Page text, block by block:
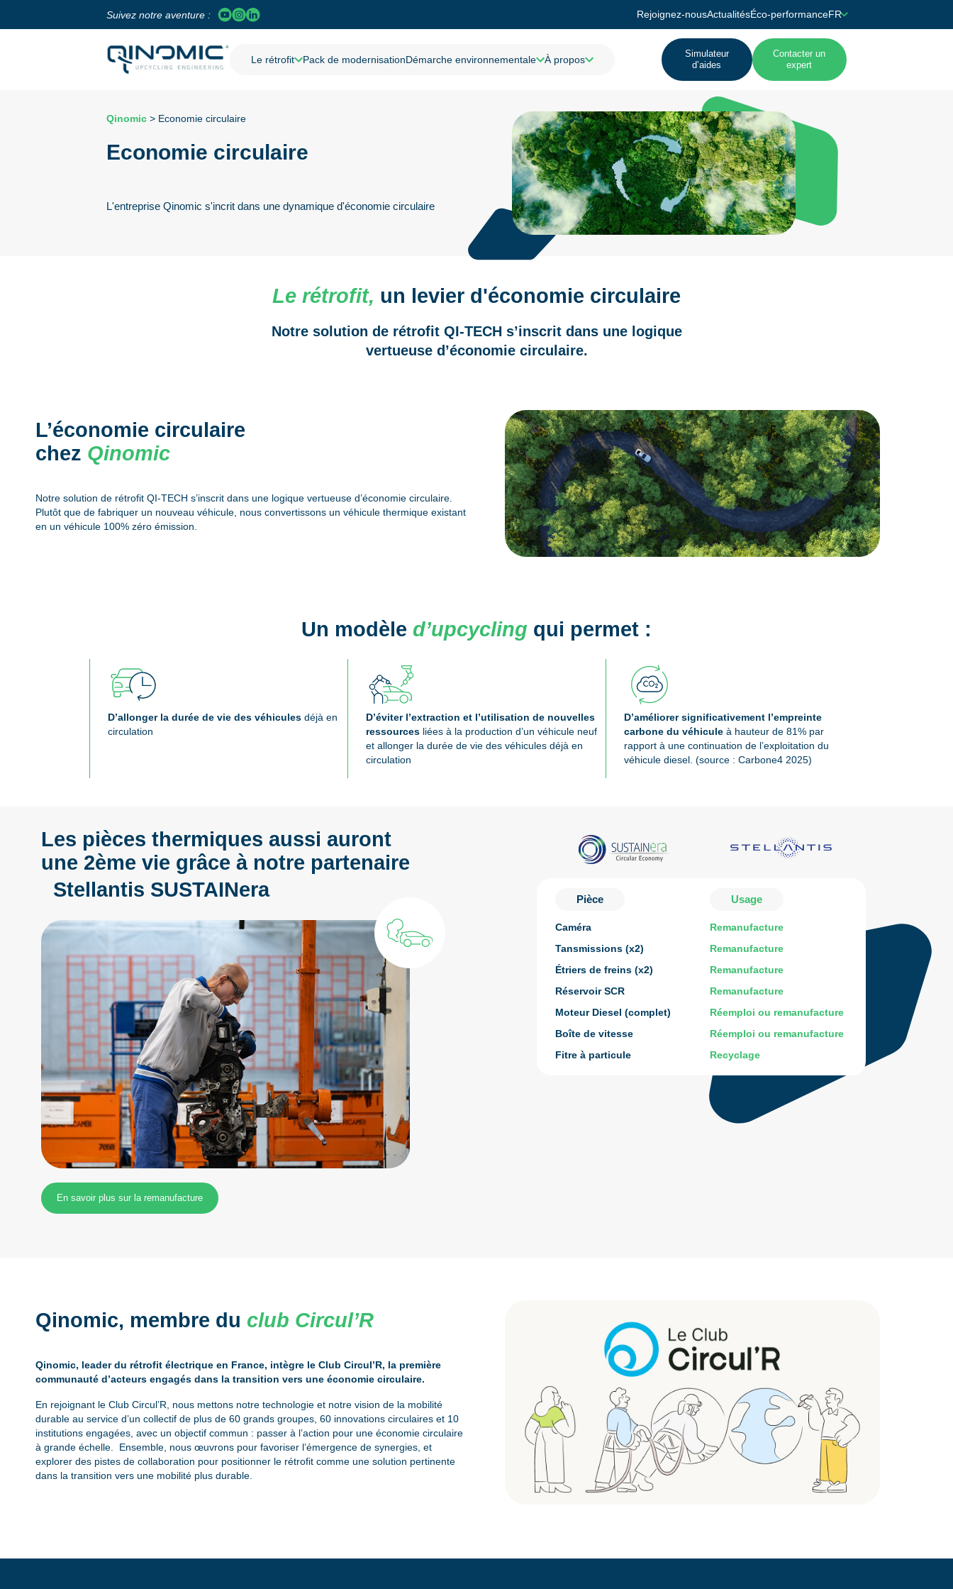
Suivez notre aventure : Rejoignez-nousActualitésÉco-performanceFR
Le rétrofit Pack de modernisationDémarche environnementale À propos
Simulateur
d’aides
Contacter un
expert
Qinomic > Economie circulaire
Economie circulaire
L'entreprise Qinomic s'incrit dans une dynamique d'économie circulaire
Le rétrofit, un levier d'économie circulaire
Notre solution de rétrofit QI-TECH s’inscrit dans une logique
vertueuse d’économie circulaire.
L’économie circulaire
chez Qinomic
Notre solution de rétrofit QI-TECH s’inscrit dans une logique vertueuse d’économie circulaire.
Plutôt que de fabriquer un nouveau véhicule, nous convertissons un véhicule thermique existant
en un véhicule 100% zéro émission.
Un modèle d’upcycling qui permet :
D’allonger la durée de vie des véhicules déjà en
circulation
D’éviter l’extraction et l’utilisation de nouvelles
ressources liées à la production d’un véhicule neuf
et allonger la durée de vie des véhicules déjà en
circulation
D’améliorer significativement l’empreinte
carbone du véhicule à hauteur de 81% par
rapport à une continuation de l’exploitation du
véhicule diesel. (source : Carbone4 2025)
Les pièces thermiques aussi auront
une 2ème vie grâce à notre partenaire
Stellantis SUSTAINera
En savoir plus sur la remanufacture
Pièce
Caméra
Tansmissions (x2)
Étriers de freins (x2)
Réservoir SCR
Moteur Diesel (complet)
Boîte de vitesse
Fitre à particule
Usage
Remanufacture
Remanufacture
Remanufacture
Remanufacture
Réemploi ou remanufacture
Réemploi ou remanufacture
Recyclage
Qinomic, membre du club Circul’R
Qinomic, leader du rétrofit électrique en France, intègre le Club Circul’R, la première
communauté d’acteurs engagés dans la transition vers une économie circulaire.
En rejoignant le Club Circul’R, nous mettons notre technologie et notre vision de la mobilité
durable au service d’un collectif de plus de 60 grands groupes, 60 innovations circulaires et 10
institutions engagées, avec un objectif commun : passer à l’action pour une économie circulaire
à grande échelle. Ensemble, nous œuvrons pour favoriser l’émergence de synergies, et
explorer des pistes de collaboration pour positionner le rétrofit comme une solution pertinente
dans la transition vers une mobilité plus durable.